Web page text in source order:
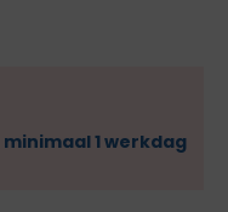
minimaal 1 werkdag